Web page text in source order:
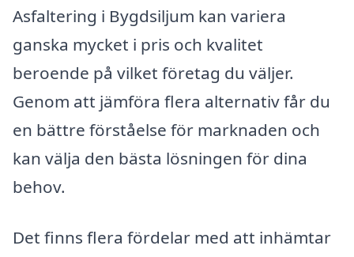
Asfaltering i Bygdsiljum kan variera
ganska mycket i pris och kvalitet
beroende på vilket företag du väljer.
Genom att jämföra flera alternativ får du
en bättre förståelse för marknaden och
kan välja den bästa lösningen för dina
behov.
Det finns flera fördelar med att inhämtar